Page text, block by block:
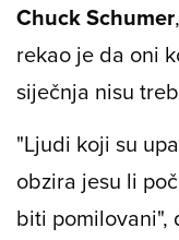
Chuck Schumer
rekao je da oni
siječnja nisu
"Ljudi koji su
obzira jesu li
biti pomilovani",